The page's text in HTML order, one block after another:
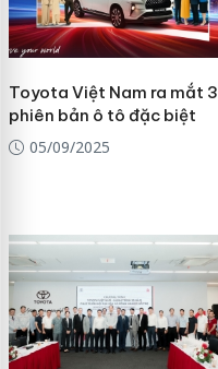
Toyota Việt Nam ra mắt 3
phiên bản ô tô đặc biệt
05/09/2025